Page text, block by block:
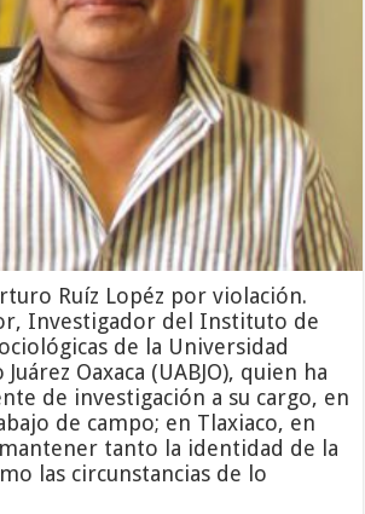
Ruíz Lopéz por violación.
Investigador del Instituto de
de la Universidad
Oaxaca (UABJO), quien ha
de investigación a su cargo, en
de campo; en Tlaxiaco, en
tanto la identidad de la
las circunstancias de lo